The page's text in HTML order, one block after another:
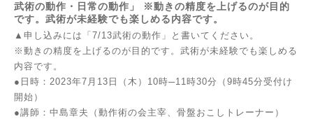
武術の動作・日常の動作」 ※動きの精度を上げるのが目的
です。武術が未経験でも楽しめる内容です。
▲申し込みには「7/13武術の動作」と書いてください。
※動きの精度を上げるのが目的です。武術が未経験でも楽しめる
内容です。
●日時：2023年7月13日（木）10時─11時30分（9時45分受付け
開始）
●講師：中島章夫（動作術の会主宰、骨盤おこしトレーナー）